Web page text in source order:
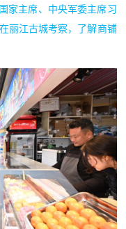
家主席、中央军委主席习
丽江古城考察，了解商铺